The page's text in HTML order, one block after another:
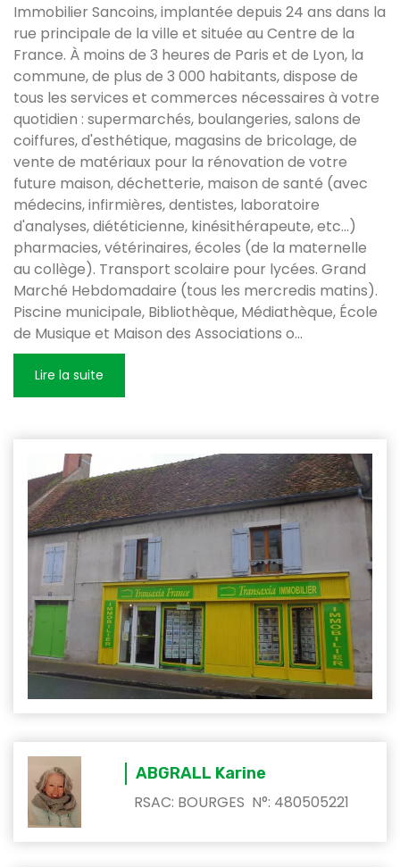
Immobilier Sancoins, implantée depuis 24 ans dans la
rue principale de la ville et située au Centre de la
France. À moins de 3 heures de Paris et de Lyon, la
commune, de plus de 3 000 habitants, dispose de
tous les services et commerces nécessaires à votre
quotidien : supermarchés, boulangeries, salons de
coiffures, d'esthétique, magasins de bricolage, de
vente de matériaux pour la rénovation de votre
future maison, déchetterie, maison de santé (avec
médecins, infirmières, dentistes, laboratoire
d'analyses, diététicienne, kinésithérapeute, etc...)
pharmacies, vétérinaires, écoles (de la maternelle
au collège). Transport scolaire pour lycées. Grand
Marché Hebdomadaire (tous les mercredis matins).
Piscine municipale, Bibliothèque, Médiathèque, École
de Musique et Maison des Associations o...
ABGRALL Karine
RSAC: BOURGES N°: 480505221